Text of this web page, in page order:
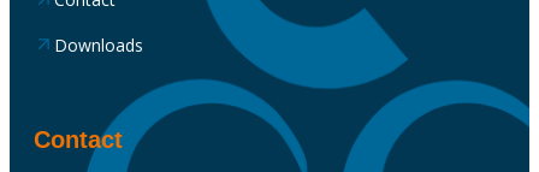
Downloads
Contact